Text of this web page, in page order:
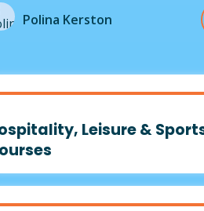
Polina Kerston
Leisure &